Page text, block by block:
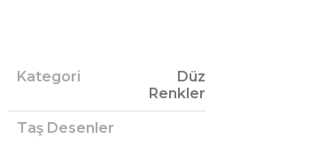
Kategori
Düz
Renkler
Taş Desenler